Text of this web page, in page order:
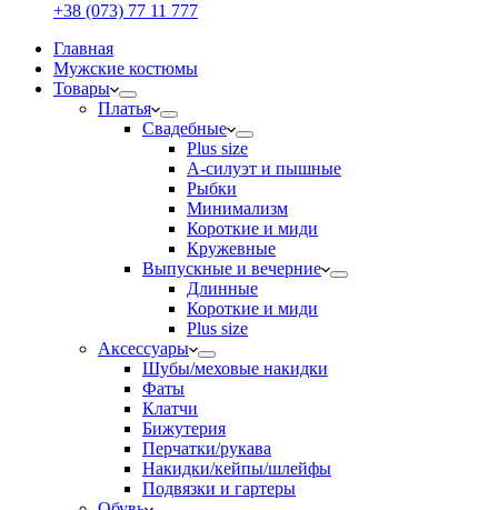
+38 (073) 77 11 777
Главная
Мужские костюмы
Товары
Платья
Свадебные
Plus size
А-силуэт и пышные
Рыбки
Минимализм
Короткие и миди
Кружевные
Выпускные и вечерние
Длинные
Короткие и миди
Plus size
Аксессуары
Шубы/меховые накидки
Фаты
Клатчи
Бижутерия
Перчатки/рукава
Накидки/кейпы/шлейфы
Подвязки и гартеры